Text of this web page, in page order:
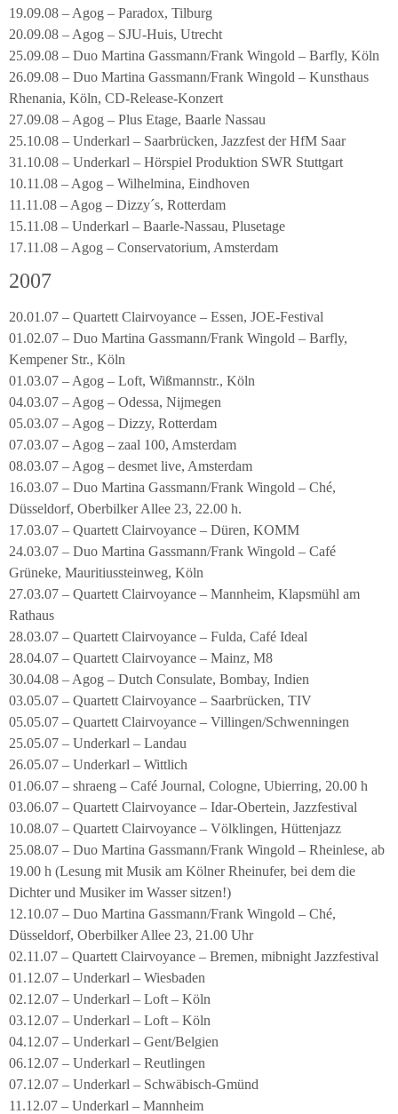
19.09.08 – Agog – Paradox, Tilburg
20.09.08 – Agog – SJU-Huis, Utrecht
25.09.08 – Duo Martina Gassmann/Frank Wingold – Barfly, Köln
26.09.08 – Duo Martina Gassmann/Frank Wingold – Kunsthaus
Rhenania, Köln, CD-Release-Konzert
27.09.08 – Agog – Plus Etage, Baarle Nassau
25.10.08 – Underkarl – Saarbrücken, Jazzfest der HfM Saar
31.10.08 – Underkarl – Hörspiel Produktion SWR Stuttgart
10.11.08 – Agog – Wilhelmina, Eindhoven
11.11.08 – Agog – Dizzy´s, Rotterdam
15.11.08 – Underkarl – Baarle-Nassau, Plusetage
17.11.08 – Agog – Conservatorium, Amsterdam
2007
20.01.07 – Quartett Clairvoyance – Essen, JOE-Festival
01.02.07 – Duo Martina Gassmann/Frank Wingold – Barfly,
Kempener Str., Köln
01.03.07 – Agog – Loft, Wißmannstr., Köln
04.03.07 – Agog – Odessa, Nijmegen
05.03.07 – Agog – Dizzy, Rotterdam
07.03.07 – Agog – zaal 100, Amsterdam
08.03.07 – Agog – desmet live, Amsterdam
16.03.07 – Duo Martina Gassmann/Frank Wingold – Ché,
Düsseldorf, Oberbilker Allee 23, 22.00 h.
17.03.07 – Quartett Clairvoyance – Düren, KOMM
24.03.07 – Duo Martina Gassmann/Frank Wingold – Café
Grüneke, Mauritiussteinweg, Köln
27.03.07 – Quartett Clairvoyance – Mannheim, Klapsmühl am
Rathaus
28.03.07 – Quartett Clairvoyance – Fulda, Café Ideal
28.04.07 – Quartett Clairvoyance – Mainz, M8
30.04.08 – Agog – Dutch Consulate, Bombay, Indien
03.05.07 – Quartett Clairvoyance – Saarbrücken, TIV
05.05.07 – Quartett Clairvoyance – Villingen/Schwenningen
25.05.07 – Underkarl – Landau
26.05.07 – Underkarl – Wittlich
01.06.07 – shraeng – Café Journal, Cologne, Ubierring, 20.00 h
03.06.07 – Quartett Clairvoyance – Idar-Obertein, Jazzfestival
10.08.07 – Quartett Clairvoyance – Völklingen, Hüttenjazz
25.08.07 – Duo Martina Gassmann/Frank Wingold – Rheinlese, ab
19.00 h (Lesung mit Musik am Kölner Rheinufer, bei dem die
Dichter und Musiker im Wasser sitzen!)
12.10.07 – Duo Martina Gassmann/Frank Wingold – Ché,
Düsseldorf, Oberbilker Allee 23, 21.00 Uhr
02.11.07 – Quartett Clairvoyance – Bremen, mibnight Jazzfestival
01.12.07 – Underkarl – Wiesbaden
02.12.07 – Underkarl – Loft – Köln
03.12.07 – Underkarl – Loft – Köln
04.12.07 – Underkarl – Gent/Belgien
06.12.07 – Underkarl – Reutlingen
07.12.07 – Underkarl – Schwäbisch-Gmünd
11.12.07 – Underkarl – Mannheim